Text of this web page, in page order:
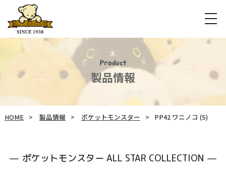
Product
製品情報
HOME 製品情報 ポケットモンスター PP42 ワニノコ (S)
ポケットモンスター ALL STAR COLLECTION